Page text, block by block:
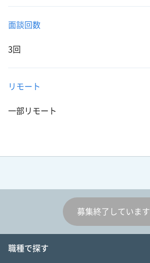
面談回数
3回
リモート
一部リモート
募集終了しています
職種で探す